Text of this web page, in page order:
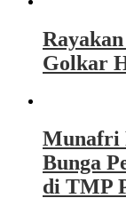
Golkar
Munafri
Bunga
di TMP